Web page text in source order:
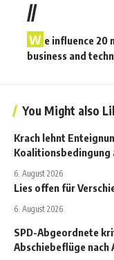
//
W e influence 20
business and
You Might also
Krach lehnt
Koalitionsbedingung
6. August 2026
Lies offen für
6. August 2026
SPD-Abgeordnete
Abschiebeflüge nach